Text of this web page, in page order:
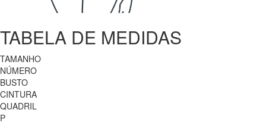
TABELA DE MEDIDAS
TAMANHO
NÚMERO
BUSTO
CINTURA
QUADRIL
P